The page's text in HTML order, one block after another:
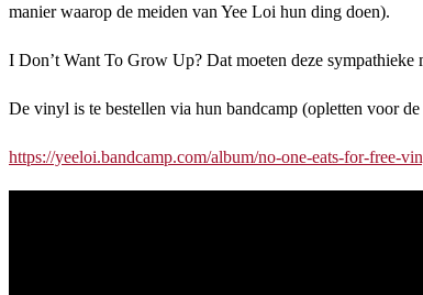
manier waarop de meiden van Yee Loi hun ding doen).
I Don’t Want To Grow Up? Dat moeten deze
De vinyl is te bestellen via hun bandcamp (opletten voor
https://yeeloi.bandcamp.com/album/no-one-eats-for-free-